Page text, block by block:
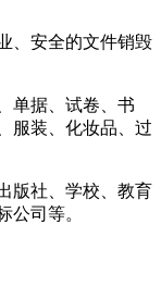
、安全的文件销毁
单据、试卷、书
服装、化妆品、过
版社、学校、教育
公司等。